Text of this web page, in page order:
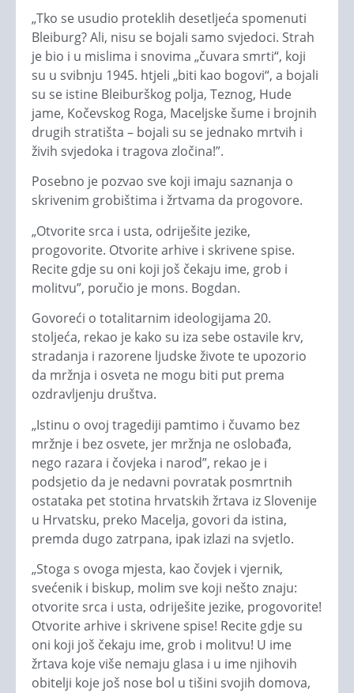
„Tko se usudio proteklih desetljeća spomenuti
Bleiburg? Ali, nisu se bojali samo svjedoci. Strah
je bio i u mislima i snovima „čuvara smrti“, koji
su u svibnju 1945. htjeli „biti kao bogovi“, a bojali
su se istine Bleiburškog polja, Teznog, Hude
jame, Kočevskog Roga, Maceljske šume i brojnih
drugih stratišta – bojali su se jednako mrtvih i
živih svjedoka i tragova zločina!”.
Posebno je pozvao sve koji imaju saznanja o
skrivenim grobištima i žrtvama da progovore.
„Otvorite srca i usta, odriješite jezike,
progovorite. Otvorite arhive i skrivene spise.
Recite gdje su oni koji još čekaju ime, grob i
molitvu”, poručio je mons. Bogdan.
Govoreći o totalitarnim ideologijama 20.
stoljeća, rekao je kako su iza sebe ostavile krv,
stradanja i razorene ljudske živote te upozorio
da mržnja i osveta ne mogu biti put prema
ozdravljenju društva.
„Istinu o ovoj tragediji pamtimo i čuvamo bez
mržnje i bez osvete, jer mržnja ne oslobađa,
nego razara i čovjeka i narod”, rekao je i
podsjetio da je nedavni povratak posmrtnih
ostataka pet stotina hrvatskih žrtava iz Slovenije
u Hrvatsku, preko Macelja, govori da istina,
premda dugo zatrpana, ipak izlazi na svjetlo.
„Stoga s ovoga mjesta, kao čovjek i vjernik,
svećenik i biskup, molim sve koji nešto znaju:
otvorite srca i usta, odriješite jezike, progovorite!
Otvorite arhive i skrivene spise! Recite gdje su
oni koji još čekaju ime, grob i molitvu! U ime
žrtava koje više nemaju glasa i u ime njihovih
obitelji koje još nose bol u tišini svojih domova,